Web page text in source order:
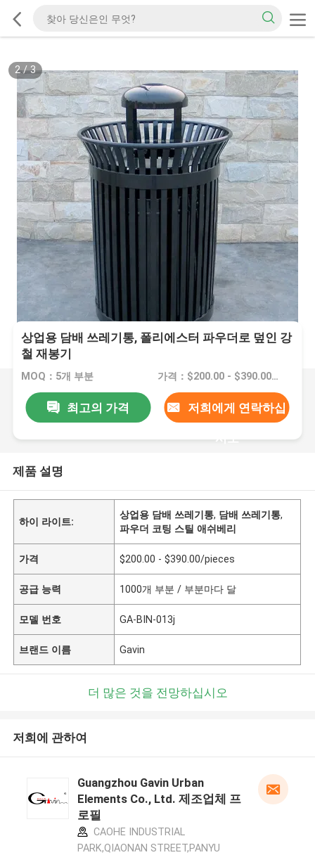
2/3
상업용 담배 쓰레기통, 폴리에스터 파우더로 덮인 강
철 재봉기
MOQ：5개 부분 가격：$200.00 - $390.00/pieces
최고의 가격 저희에게 연락하십
시오
제품 설명
하이 라이트:
상업용 담배 쓰레기통, 담배 쓰레기통,
파우더 코팅 스틸 애쉬베리
가격 $200.00 - $390.00/pieces
공급 능력 1000개 부분 / 부분마다 달
모델 번호 GA-BIN-013j
브랜드 이름 Gavin
더 많은 것을 전망하십시오
저희에 관하여
Guangzhou Gavin Urban
Elements Co., Ltd. 제조업체 프
로필
CAOHE INDUSTRIAL
PARK,QIAONAN STREET,PANYU